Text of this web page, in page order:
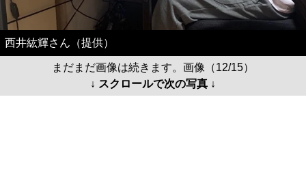
西井紘輝さん（提供）
まだまだ画像は続きます。画像（12/15）
↓ スクロールで次の写真 ↓